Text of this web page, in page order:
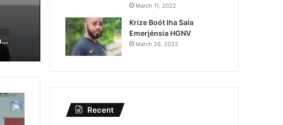
Lei Siberseguransa Ajuda Autoridade Polisiál Kaptura Autór Kriminozu ho Paradeiru Iha Estranjeiru
March 11, 2022
Krize Boót Iha Sala
Emerjénsia HGNV
March 26, 2022
Recent